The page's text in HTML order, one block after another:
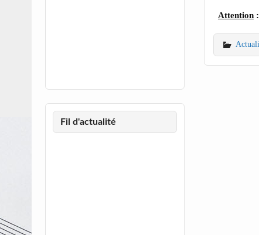
Attention:
Fil d'actualité